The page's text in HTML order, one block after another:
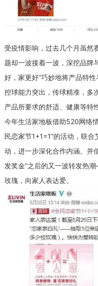
受疫情影响，过去几个月虽然
题却一波接着一波，深挖品牌
好，家更好”巧妙地将产品特
控球能力突出，传球精准，多
产品所要求的舒适、健康等特
今年生活家地板借助520网络
民恋家节1+1=1”的活动，联
动，进一步深化合作内涵。并
发奖金”之后的又一波转发热
玫瑰，向家人表达爱。